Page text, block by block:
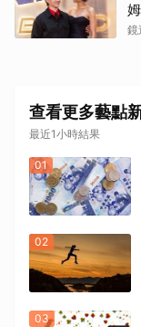
鏡
查看更多藝點
最近1小時結果
01
02
03